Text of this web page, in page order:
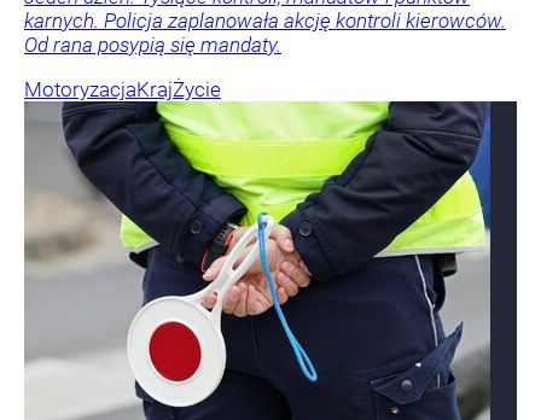
karnych. Policja zaplanowała akcję kontroli kierowców.
Od rana posypią się mandaty.
MotoryzacjaKrajŻycie